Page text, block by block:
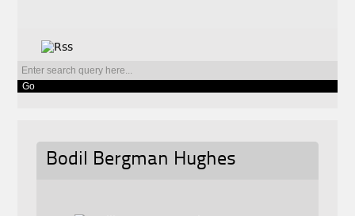
Bodil Bergman Hughes